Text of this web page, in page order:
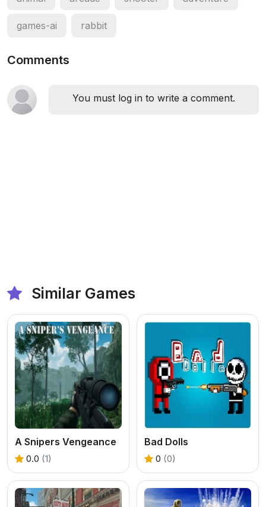
games-ai rabbit
Comments
You must log in to write a comment.
Similar Games
A Snipers Vengeance
0.0 (1)
Bad Dolls
0 (0)